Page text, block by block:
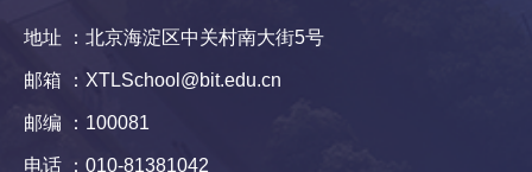
地址 ：北京海淀区中关村南大街5号
邮箱 ：XTLSchool@bit.edu.cn
邮编 ：100081
电话 ：010-81381042